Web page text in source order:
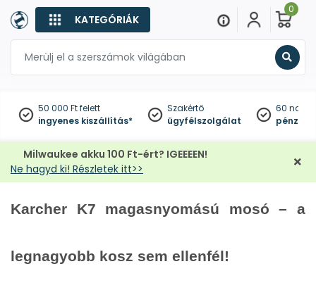
KATEGÓRIÁK
0
50 000 Ft felett
ingyenes kiszállítás*
Szakértő
ügyfélszolgálat
60
Milwaukee akku 100 Ft-ért? IGEEEEN!
Ne hagyd ki! Részletek itt>>
Karcher K7 magasnyomású mosó – a
legnagyobb kosz sem ellenfél!